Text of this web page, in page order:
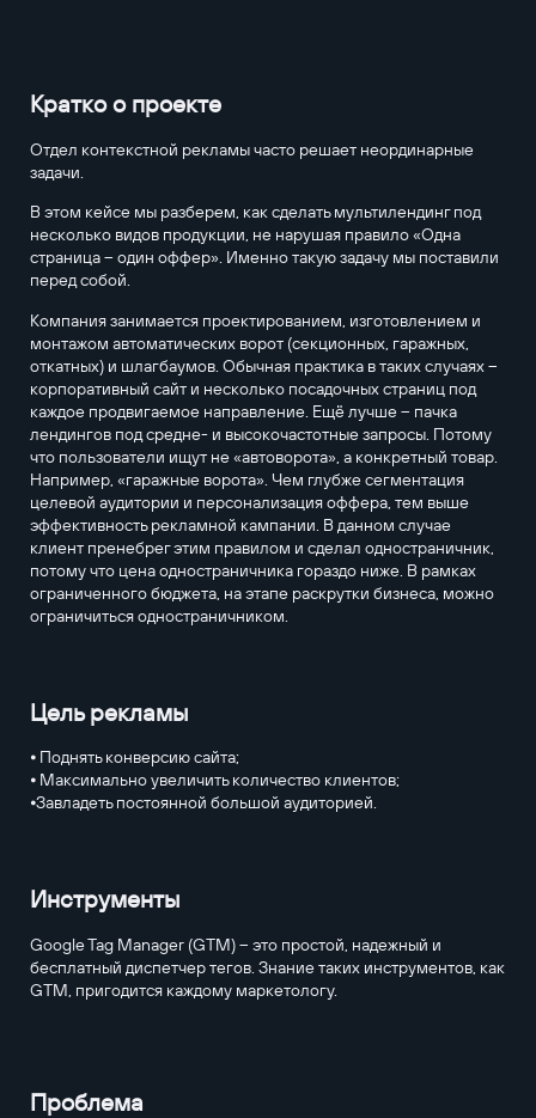
Кратко о проекте
Отдел контекстной рекламы часто решает неординарные
задачи.
В этом кейсе мы разберем, как сделать мультилендинг под
несколько видов продукции, не нарушая правило «Одна
страница – один оффер». Именно такую задачу мы поставили
перед собой.
Компания занимается проектированием, изготовлением и
монтажом автоматических ворот (секционных, гаражных,
откатных) и шлагбаумов. Обычная практика в таких случаях –
корпоративный сайт и несколько посадочных страниц под
каждое продвигаемое направление. Ещё лучше – пачка
лендингов под средне- и высокочастотные запросы. Потому
что пользователи ищут не «автоворота», а конкретный товар.
Например, «гаражные ворота». Чем глубже сегментация
целевой аудитории и персонализация оффера, тем выше
эффективность рекламной кампании. В данном случае
клиент пренебрег этим правилом и сделал одностраничник,
потому что цена одностраничника гораздо ниже. В рамках
ограниченного бюджета, на этапе раскрутки бизнеса, можно
ограничиться одностраничником.
Цель рекламы
⦁ Поднять конверсию сайта;
⦁ Максимально увеличить количество клиентов;
⦁Завладеть постоянной большой аудиторией.
Инструменты
Google Tag Manager (GTM) – это простой, надежный и
бесплатный диспетчер тегов. Знание таких инструментов, как
GTM, пригодится каждому маркетологу.
Проблема